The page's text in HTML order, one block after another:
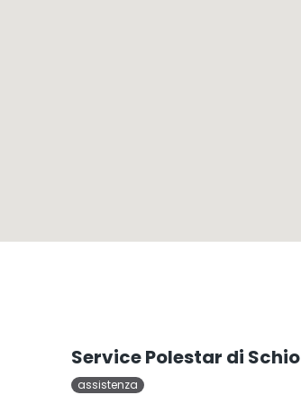
Service Polestar di Schio
assistenza